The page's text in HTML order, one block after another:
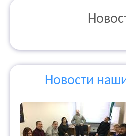
Новости